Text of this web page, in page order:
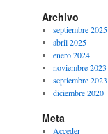
Archivo
septiembre 2025
abril 2025
enero 2024
noviembre 2023
septiembre 2023
diciembre 2020
Meta
Acceder